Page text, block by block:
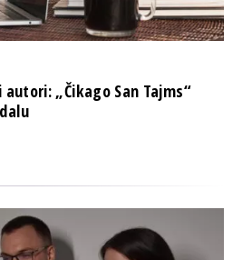
„Čikago San Tajms“